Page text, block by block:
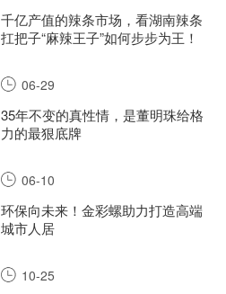
千亿产值的辣条市场，看湖南辣条
扛把子“麻辣王子”如何步步为王！
06-29
35年不变的真性情，是董明珠给格
力的最狠底牌
06-10
环保向未来！金彩螺助力打造高端
城市人居
10-25